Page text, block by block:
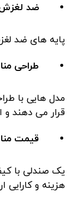
ضد
پایه های ضد
طراحی
مدل هایی با
قرار می دهند و
قیمت
یک صندلی با
هزینه و کارایی